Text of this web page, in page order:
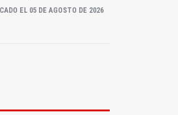
EL 05 DE AGOSTO DE 2026